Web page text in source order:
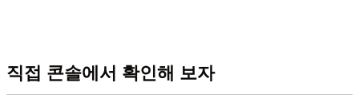
직접 콘솔에서 확인해 보자